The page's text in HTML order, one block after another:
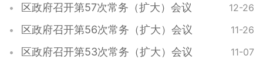
区政府召开第57次常务（扩大）会议 12-26
区政府召开第56次常务（扩大）会议 11-26
区政府召开第53次常务（扩大）会议 11-07